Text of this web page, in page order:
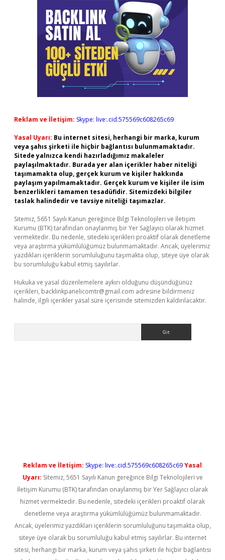
Reklam ve İletişim: Skype: live:.cid.575569c608265c69
Yasal Uyarı: Bu internet sitesi, herhangi bir marka, kurum
veya şahıs şirketi ile hiçbir bağlantısı bulunmamaktadır.
Sitede yalnızca kendi hazırladığımız makaleler
paylaşılmaktadır. Burada yer alan içerikler haber niteliği
taşımamakta olup, gerçek kurum ve kişiler hakkında
paylaşım yapılmamaktadır. Gerçek kurum ve kişiler ile isim
benzerlikleri tamamen tesadüfidir. Sitemizdeki bilgiler
taslak halindedir ve tavsiye niteliği taşımazlar.
Sitemiz, 5651 Sayılı Kanun gereğince Bilgi Teknolojileri ve İletişim
Kurumu (BTK) tarafından onaylanmış bir Yer Sağlayıcı olarak hizmet
vermektedir. Bu nedenle, sitedeki içerikleri proaktif olarak denetleme
veya araştırma yükümlülüğümüz bulunmamaktadır. Ancak, üyelerimiz
yazdıkları içeriklerin sorumluluğunu taşımakta olup, siteye üye olarak
bu sorumluluğu kabul etmiş sayılırlar.
Hukuka ve yasal düzenlemelere aykırı olduğunu düşündüğünüz
içerikleri, backlinkpanelicomtr@gmail.com adresine bildirmeniz
halinde, ilgili içerikler yasal süre içerisinde sitemizden kaldırılacaktır.
Reklam ve İletişim: Skype: live:.cid.575569c608265c69Yasal
Uyarı: Sitemiz, 5651 Sayılı Kanun gereğince Bilgi Teknolojileri ve
İletişim Kurumu (BTK) tarafından onaylanmış bir Yer Sağlayıcı olarak
hizmet vermektedir. Bu nedenle, sitedeki içerikleri proaktif olarak
denetleme veya araştırma yükümlülüğümüz bulunmamaktadır.
Ancak, üyelerimiz yazdıkları içeriklerin sorumluluğunu taşımakta olup,
siteye üye olarak bu sorumluluğu kabul etmiş sayılırlar. Bu internet
sitesi, herhangi bir marka, kurum veya şahıs şirketi ile hiçbir bağlantısı